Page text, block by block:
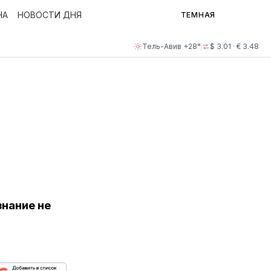
Тель-Авив +28° $ 3.01 · € 3.48
НОВОСТИ ДНЯ ТЕМНАЯ
не